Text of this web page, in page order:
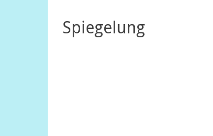
Spiegelung